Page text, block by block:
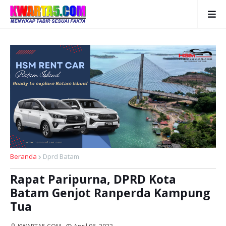
Beranda Dprd Batam
Rapat Paripurna, DPRD Kota
Batam Genjot Ranperda Kampung
Tua